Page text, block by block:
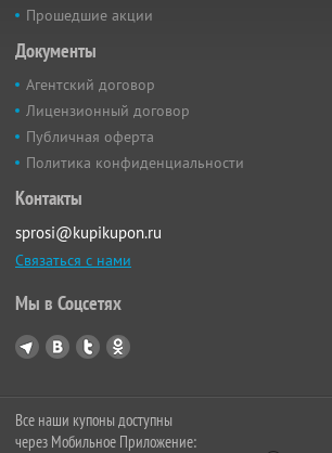
Прошедшие акции
Документы
Агентский договор
Лицензионный договор
Публичная оферта
Политика конфиденциальности
Контакты
sprosi@kupikupon.ru
Связаться с нами
Мы в Соцсетях
Все наши купоны доступны
через Мобильное Приложение: